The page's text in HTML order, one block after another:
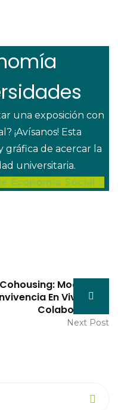
una exposición con
¡Avísanos! Esta
gráfica de acercar la
universitaria.
Economía Social
Modelo De
En Viviendas
Colaborativas
Next Post